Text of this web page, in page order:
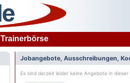
Trainerbörse
Jobangebote, Ausschreibungen,
Es sind derzeit leider keine Angebote in